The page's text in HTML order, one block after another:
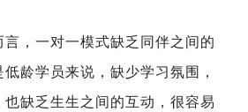
，一对一模式缺乏同伴之间的
龄学员来说，缺少学习氛围，
缺乏生生之间的互动，很容易